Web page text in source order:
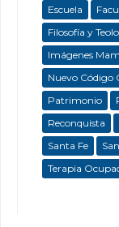
Escuela
Filosofía y
Imágenes
Nuevo Código
Patrimonio
Reconquista
Santa Fe
Terapia